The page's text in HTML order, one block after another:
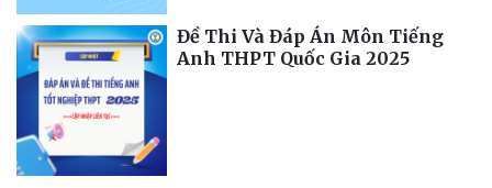
Đề Thi Và Đáp Án Môn Tiếng
Anh THPT Quốc Gia 2025